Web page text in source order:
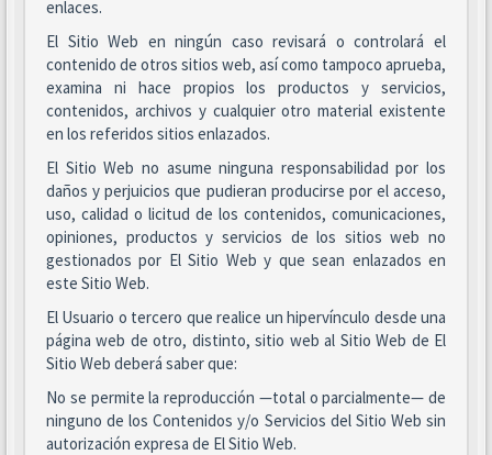
enlaces.
El Sitio Web en ningún caso revisará o controlará el
contenido de otros sitios web, así como tampoco aprueba,
examina ni hace propios los productos y servicios,
contenidos, archivos y cualquier otro material existente
en los referidos sitios enlazados.
El Sitio Web no asume ninguna responsabilidad por los
daños y perjuicios que pudieran producirse por el acceso,
uso, calidad o licitud de los contenidos, comunicaciones,
opiniones, productos y servicios de los sitios web no
gestionados por El Sitio Web y que sean enlazados en
este Sitio Web.
El Usuario o tercero que realice un hipervínculo desde una
página web de otro, distinto, sitio web al Sitio Web de El
Sitio Web deberá saber que:
No se permite la reproducción —total o parcialmente— de
ninguno de los Contenidos y/o Servicios del Sitio Web sin
autorización expresa de El Sitio Web.